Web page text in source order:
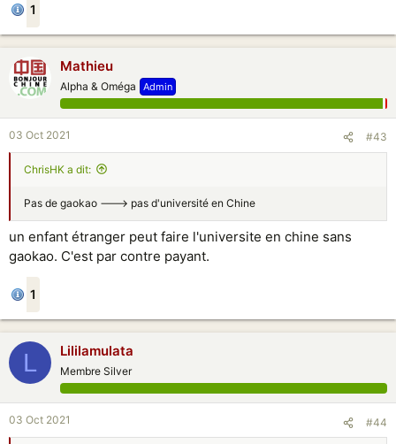
1
Mathieu
Alpha & Oméga Admin
03 Oct 2021 #43
ChrisHK a dit:
Pas de gaokao ---> pas d'université en Chine
un enfant étranger peut faire l'universite en chine sans
gaokao. C'est par contre payant.
1
L Lililamulata
Membre Silver
03 Oct 2021 #44